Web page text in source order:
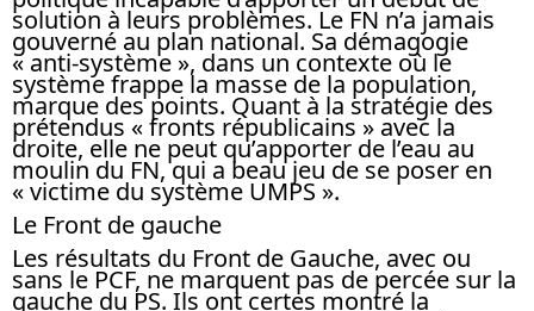
solution à leurs problèmes. Le FN n’a jamais
gouverné au plan national. Sa démagogie
« anti-système », dans un contexte où le
système frappe la masse de la population,
marque des points. Quant à la stratégie des
prétendus « fronts républicains » avec la
droite, elle ne peut qu’apporter de l’eau au
moulin du FN, qui a beau jeu de se poser en
« victime du système UMPS ».
Le Front de gauche
Les résultats du Front de Gauche, avec ou
sans le PCF, ne marquent pas de percée sur la
gauche du PS. Ils ont certes montré la